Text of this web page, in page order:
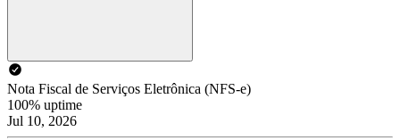
Nota Fiscal de Serviços Eletrônica (NFS-e)
100% uptime
Jul 10, 2026